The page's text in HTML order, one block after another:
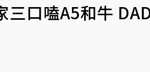
口嗑A5和牛